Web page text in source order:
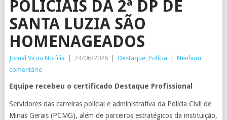
POLICIAIS DA 2ª DP DE
SANTA LUZIA SÃO
HOMENAGEADOS
Jornal Virou Notícia 24/06/2026 Destaque, Polícia
Nenhum
comentário
Equipe recebeu o certificado Destaque Profissional
Servidores das carreiras policial e administrativa da Polícia Civil de
Minas Gerais (PCMG), além de parceiros estratégicos da instituição,